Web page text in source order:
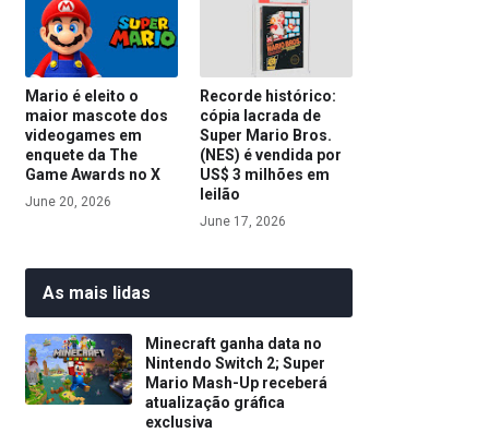
Mario é eleito o
maior mascote dos
videogames em
enquete da The
Game Awards no X
June 20, 2026
Recorde histórico:
cópia lacrada de
Super Mario Bros.
(NES) é vendida por
US$ 3 milhões em
leilão
June 17, 2026
As mais lidas
Minecraft ganha data no
Nintendo Switch 2; Super
Mario Mash-Up receberá
atualização gráfica
exclusiva